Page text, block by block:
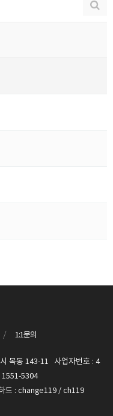
/ 1:1문의
목동 143-11 사업자번호 : 4
5304
드 : change119 / ch119